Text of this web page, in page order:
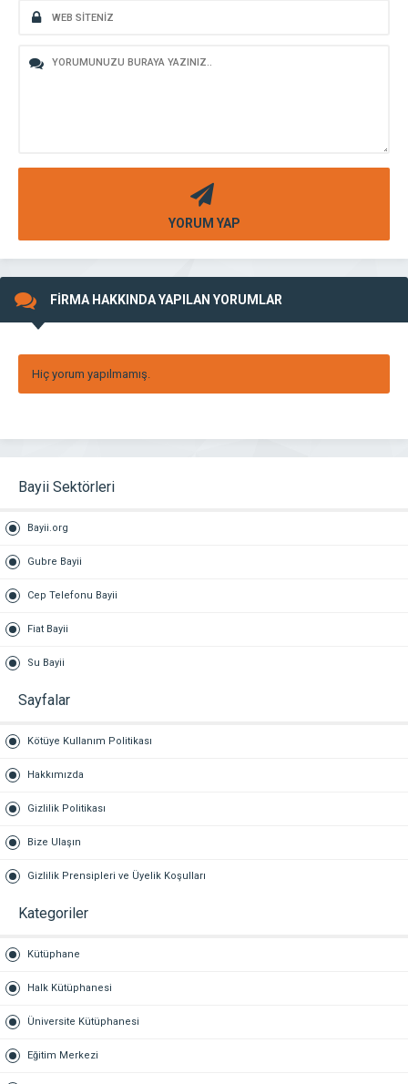
YORUM YAP
FİRMA HAKKINDA YAPILAN YORUMLAR
Hiç yorum yapılmamış.
Bayii Sektörleri
Bayii.org
Gubre Bayii
Cep Telefonu Bayii
Fiat Bayii
Su Bayii
Sayfalar
Kötüye Kullanım Politikası
Hakkımızda
Gizlilik Politikası
Bize Ulaşın
Gizlilik Prensipleri ve Üyelik Koşulları
Kategoriler
Kütüphane
Halk Kütüphanesi
Üniversite Kütüphanesi
Eğitim Merkezi